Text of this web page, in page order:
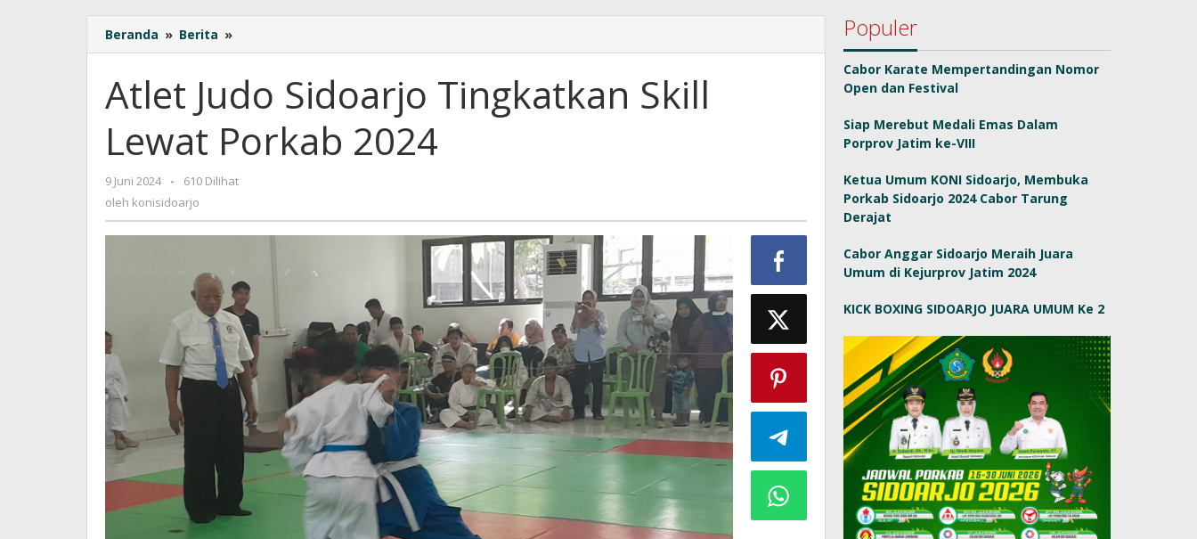
Beranda » Berita »
Judo
Tingkatkan
Skill
Lewat
Porkab
Atlet Judo Sidoarjo Tingkatkan Skill
Lewat Porkab 2024
9 Juni 2024
oleh
konisidoarjo
-
610 Dilihat
oleh konisidoarjo
Populer
Cabor Karate Mempertandingan Nomor
Open dan Festival
Siap Merebut Medali Emas Dalam
Porprov Jatim ke-VIII
Ketua Umum KONI Sidoarjo, Membuka
Porkab Sidoarjo 2024 Cabor Tarung
Derajat
Cabor Anggar Sidoarjo Meraih Juara
Umum di Kejurprov Jatim 2024
KICK BOXING SIDOARJO JUARA UMUM Ke 2